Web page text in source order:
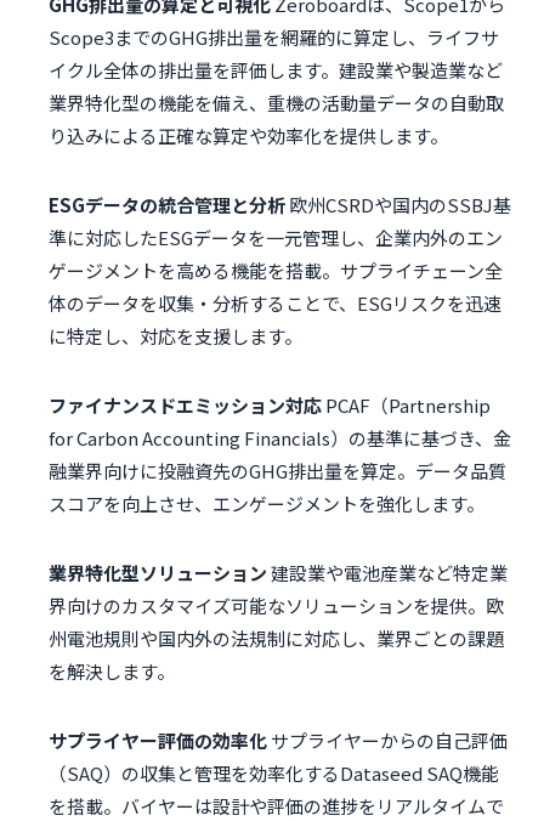
Scope3までのGHG排出量を網羅的に算定し、ライフサ
イクル全体の排出量を評価します。建設業や製造業など
業界特化型の機能を備え、重機の活動量データの自動取
り込みによる正確な算定や効率化を提供します。
ESGデータの統合管理と分析欧州CSRDや国内のSSBJ基
準に対応したESGデータを一元管理し、企業内外のエン
ゲージメントを高める機能を搭載。サプライチェーン全
体のデータを収集・分析することで、ESGリスクを迅速
に特定し、対応を支援します。
ファイナンスドエミッション対応PCAF（Partnership
for Carbon Accounting Financials）の基準に基づき、金
融業界向けに投融資先のGHG排出量を算定。データ品質
スコアを向上させ、エンゲージメントを強化します。
業界特化型ソリューション建設業や電池産業など特定業
界向けのカスタマイズ可能なソリューションを提供。欧
州電池規則や国内外の法規制に対応し、業界ごとの課題
を解決します。
サプライヤー評価の効率化サプライヤーからの自己評価
（SAQ）の収集と管理を効率化するDataseed SAQ機能
を搭載。バイヤーは設計や評価の進捗をリアルタイムで